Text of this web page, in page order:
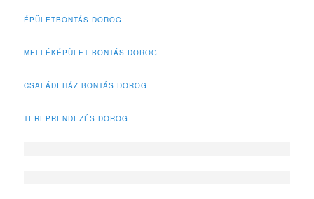
ÉPÜLETBONTÁS DOROG
MELLÉKÉPÜLET BONTÁS DOROG
CSALÁDI HÁZ BONTÁS DOROG
TEREPRENDEZÉS DOROG